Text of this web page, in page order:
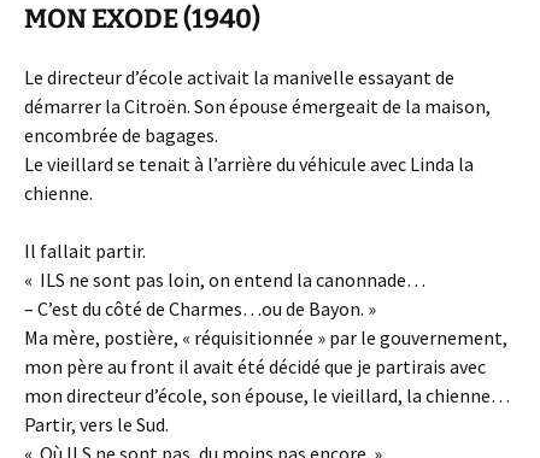
MON EXODE (1940)
Le directeur d’école activait la manivelle essayant de
démarrer la Citroën. Son épouse émergeait de la maison,
encombrée de bagages.
Le vieillard se tenait à l’arrière du véhicule avec Linda la
chienne.
Il fallait partir.
« ILS ne sont pas loin, on entend la canonnade…
– C’est du côté de Charmes…ou de Bayon. »
Ma mère, postière, « réquisitionnée » par le gouvernement,
mon père au front il avait été décidé que je partirais avec
mon directeur d’école, son épouse, le vieillard, la chienne…
Partir, vers le Sud.
« Où ILS ne sont pas, du moins pas encore. »